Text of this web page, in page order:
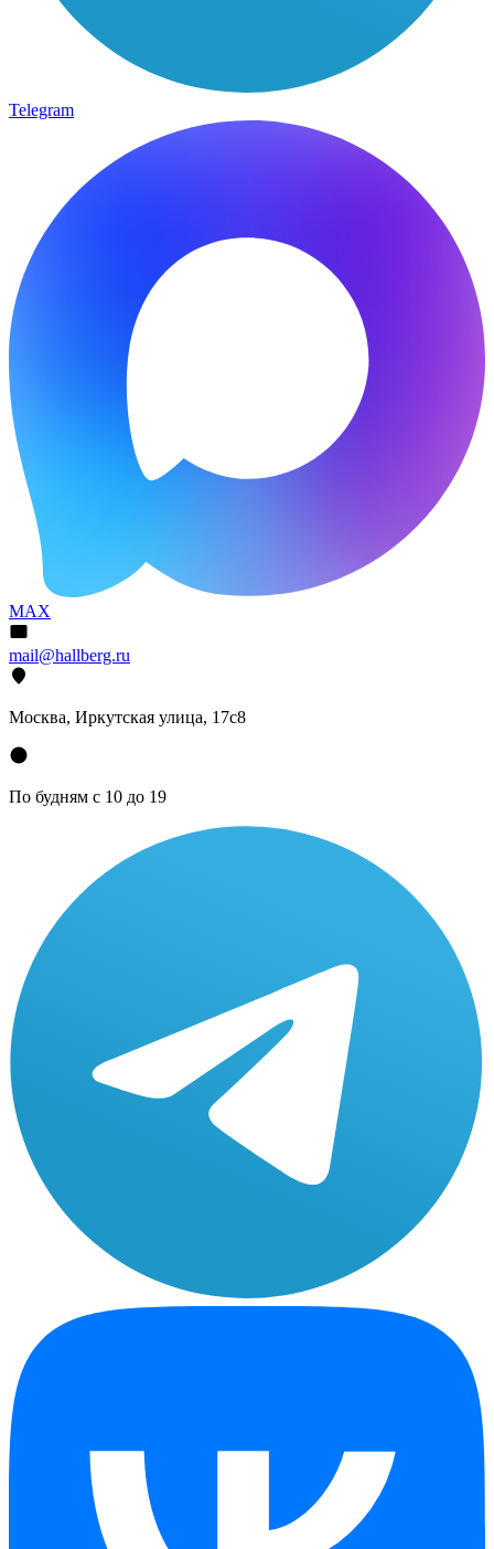
Telegram
MAX
mail@hallberg.ru
Москва, Иркутская улица, 17с8
По будням с 10 до 19